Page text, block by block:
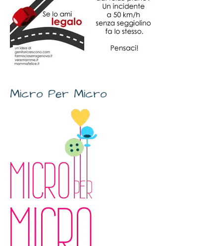
Micro Per Micro